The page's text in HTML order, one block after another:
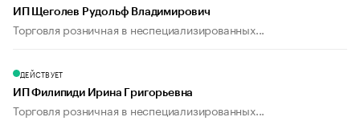
ИП Щеголев Рудольф Владимирович
Торговля розничная в неспециализированных...
ДЕЙСТВУЕТ
ИП Филипиди Ирина Григорьевна
Торговля розничная в неспециализированных...